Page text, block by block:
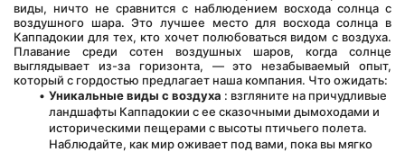
виды, ничто не сравнится с наблюдением восхода солнца с
воздушного шара. Это лучшее место для восхода солнца в
Каппадокии для тех, кто хочет полюбоваться видом с воздуха.
Плавание среди сотен воздушных шаров, когда солнце
выглядывает из-за горизонта, — это незабываемый опыт,
который с гордостью предлагает наша компания. Что ожидать:
Уникальные виды с воздуха : взгляните на причудливые
ландшафты Каппадокии с ее сказочными дымоходами и
историческими пещерами с высоты птичьего полета.
Наблюдайте, как мир оживает под вами, пока вы мягко